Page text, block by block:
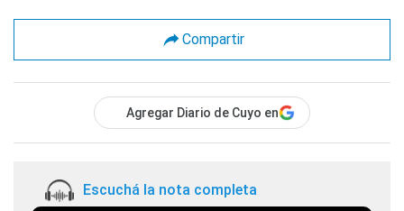
Compartir
Agregar Diario de Cuyo en
Escuchá la nota completa